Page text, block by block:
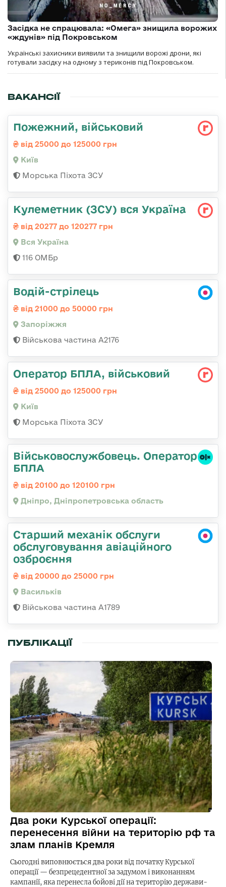
Засідка не спрацювала: «Омега» знищила ворожих
«ждунів» під Покровськом
Українські захисники виявили та знищили ворожі дрони, які
готували засідку на одному з териконів під Покровськом.
ВАКАНСІЇ
Пожежний, військовий
від 25000 до 125000 грн
Київ
Морська Піхота ЗСУ
Кулеметник (ЗСУ) вся Україна
від 20277 до 120277 грн
Вся Україна
116 ОМБр
Водій-стрілець
від 21000 до 50000 грн
Запоріжжя
Військова частина А2176
Оператор БПЛА, військовий
від 25000 до 125000 грн
Київ
Морська Піхота ЗСУ
Військовослужбовець. Оператор
БПЛА
від 20100 до 120100 грн
Дніпро, Дніпропетровська область
Старший механік обслуги
обслуговування авіаційного
озброєння
від 20000 до 25000 грн
Васильків
Військова частина А1789
ПУБЛІКАЦІЇ
Два роки Курської операції:
перенесення війни на територію рф та
злам планів Кремля
Сьогодні виповнюється два роки від початку Курської
операції — безпрецедентної за задумом і виконанням
кампанії, яка перенесла бойові дії на територію держави-